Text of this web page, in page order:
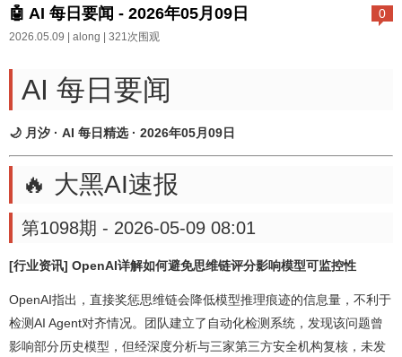
0
🤖 AI 每日要闻 - 2026年05月09日
2026.05.09 | along | 321次围观
AI 每日要闻
🌙 月汐 · AI 每日精选 · 2026年05月09日
🔥 大黑AI速报
第1098期 - 2026-05-09 08:01
[行业资讯] OpenAI详解如何避免思维链评分影响模型可监控性
OpenAI指出，直接奖惩思维链会降低模型推理痕迹的信息量，不利于
检测AI Agent对齐情况。团队建立了自动化检测系统，发现该问题曾
影响部分历史模型，但经深度分析与三家第三方安全机构复核，未发